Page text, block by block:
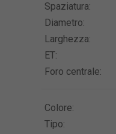
Spaziatura:
Diametro:
Larghezza:
ET:
Foro centrale:
Colore:
Tipo: